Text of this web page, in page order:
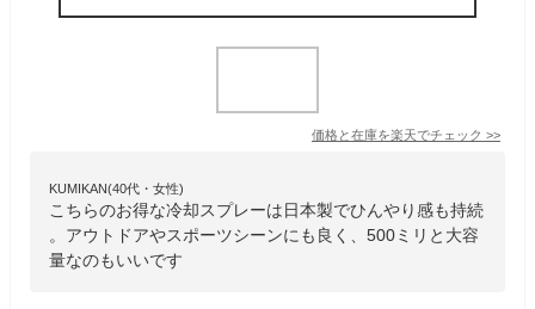
価格と在庫を楽天でチェック >>
KUMIKAN(40代・女性)
こちらのお得な冷却スプレーは日本製でひんやり感も持続
。アウトドアやスポーツシーンにも良く、500ミリと大容
量なのもいいです